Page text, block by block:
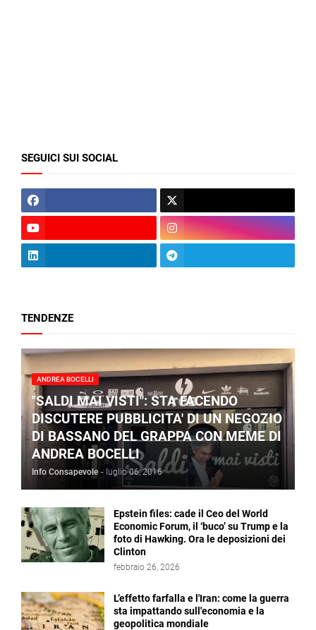
SEGUICI SUI SOCIAL
TENDENZE
ANDREA BOCELLI
"SALDI MAI VISTI": STA FACENDO
DISCUTERE PUBBLICITA' DI UN NEGOZIO
DI BASSANO DEL GRAPPA CON MEME DI
ANDREA BOCELLI
Info Consapevole - luglio 06, 2016
Epstein files: cade il Ceo del World
Economic Forum, il ‘buco’ su Trump e la
foto di Hawking. Ora le deposizioni dei
Clinton
febbraio 26, 2026
L’effetto farfalla e l'Iran: come la guerra
sta impattando sull'economia e la
geopolitica mondiale